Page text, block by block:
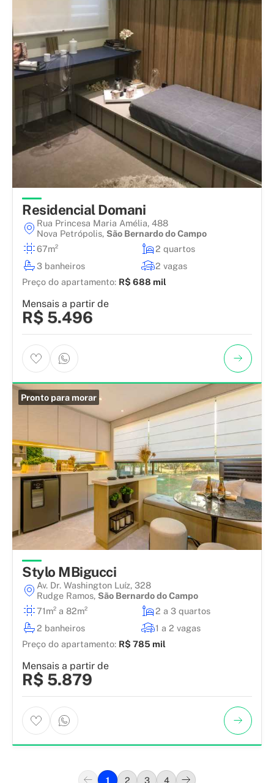
Residencial Domani
Rua Princesa Maria Amélia, 488
Nova Petrópolis, São Bernardo do Campo
67m²
2 quartos
3 banheiros
2 vagas
Preço do apartamento: R$ 688 mil
Mensais a partir de
R$ 5.496
Pronto para morar
Stylo MBigucci
Av. Dr. Washington Luíz, 328
Rudge Ramos, São Bernardo do Campo
71m² a 82m²
2 a 3 quartos
2 banheiros
1 a 2 vagas
Preço do apartamento: R$ 785 mil
Mensais a partir de
R$ 5.879
1 2 3 4